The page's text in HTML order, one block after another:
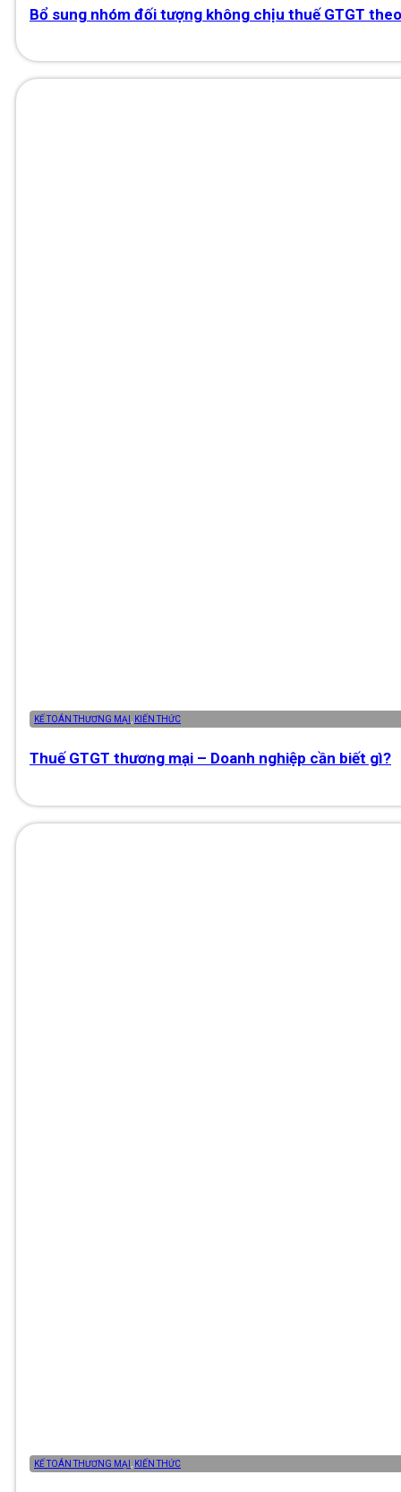
Bổ sung nhóm đối tượng không chịu thuế GTGT
KẾ TOÁN THƯƠNG MẠI , KIẾN THỨC
Thuế GTGT thương mại – Doanh nghiệp cần biết gì?
KẾ TOÁN THƯƠNG MẠI KIẾN THỨC